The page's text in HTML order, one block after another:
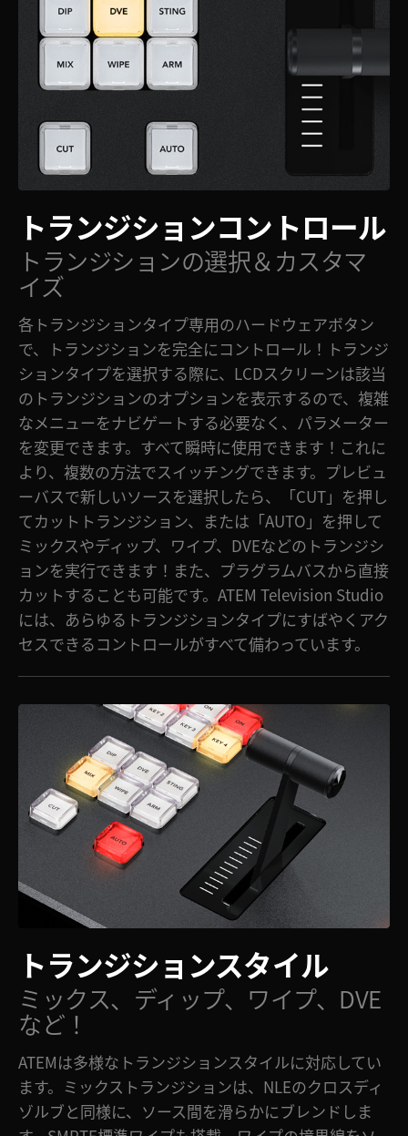
トランジションコントロール
トランジションの選択＆カスタマ
イズ
各トランジションタイプ専用のハードウェアボタン
で、トランジションを完全にコントロール！トランジ
ションタイプを選択する際に、LCDスクリーンは該当
のトランジションのオプションを表示するので、複雑
なメニューをナビゲートする必要なく、パラメーター
を変更できます。すべて瞬時に使用できます！これに
より、複数の方法でスイッチングできます。プレビュ
ーバスで新しいソースを選択したら、「CUT」を押し
てカットトランジション、または「AUTO」を押して
ミックスやディップ、ワイプ、DVEなどのトランジシ
ョンを実行できます！また、プラグラムバスから直接
カットすることも可能です。ATEM Television Studio
には、あらゆるトランジションタイプにすばやくアク
セスできるコントロールがすべて備わっています。
トランジションスタイル
ミックス、ディップ、 ワイプ、DVE
など！
ATEMは多様なトランジションスタイルに対応してい
ます。ミックストランジションは、NLEのクロスディ
ゾルブと同様に、ソース間を滑らかにブレンドしま